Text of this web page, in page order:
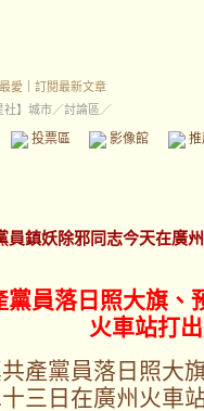
愛
訂閱最新文章
社】城市／討論區／
投票區 影像館
員鎮妖除邪同志今天在廣
黨員落日照大旗、
火車站打
黨員落日照大旗
三日在廣州火車